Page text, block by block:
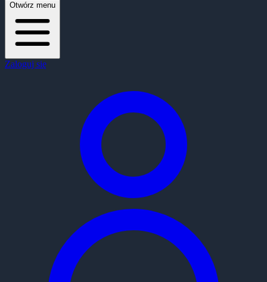
Otwórz menu
Zaloguj się